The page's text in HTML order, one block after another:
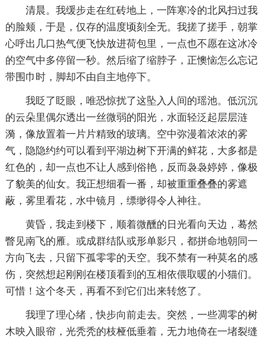
清晨。我缓步走在红砖地上，一阵寒冷的北风扫过我
的脸颊，于是，仅存的温度顷刻全无。我搓了搓手，朝掌
心呼出几口热气便飞快放进荷包里，一点也不愿在这冰冷
的空气中多停留一秒。然后缩了缩脖子，正懊恼怎么忘记
带围巾时，脚却不由自主地停下。
我眨了眨眼，唯恐惊扰了这坠入人间的瑶池。低沉沉
的云朵里偶尔透出一丝微弱的阳光，水面轻泛起层层涟
漪，像放置着一片片精致的玻璃。空中弥漫着浓浓的雾
气，隐隐约约可以看到平湖边树下开满的鲜花，大多都是
红色的，却一点也不让人感到俗艳，反而袅袅婷婷，像极
了貌美的仙女。我正想细看一番，却被重重叠叠的雾遮
蔽，雾里看花，水中镜月，缥缈得令人神往。
黄昏，我走到楼下，顺着微醺的日光看向天边，蓦然
瞥见南飞的雁。或成群结队或形单影只，都拼命地朝同一
方向飞去，只留下孤零零的天空。我不禁有一种莫名的感
伤，突然想起刚刚在楼顶看到的互相依偎取暖的小猫们。
可惜！这个冬天，再看不到它们出来转悠了。
我理了理心绪，快步向前走去。突然，一些凋零的树
木映入眼帘，光秃秃的枝桠低垂着，无力地倚在一堵裂缝